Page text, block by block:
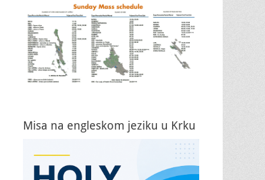
Misa na engleskom jeziku u Krku